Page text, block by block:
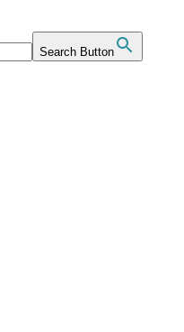
Search Button